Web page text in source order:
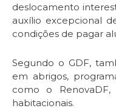
deslocamento
auxílio excepcional
condições de pagar
Segundo o GDF,
em abrigos,
como o
habitacionais.